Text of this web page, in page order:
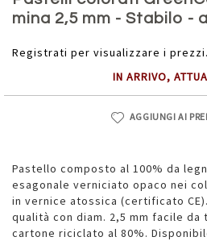
mina 2,5 mm - Stabilo -
Registrati per visualizzare i prezzi.
IN ARRIVO,
AGGIUNGI AI
Pastello composto al 100% da
esagonale verniciato opaco nei
in vernice atossica (certificato
qualità con diam. 2,5 mm facile da
cartone riciclato al 80%.
della
galleria
immagini